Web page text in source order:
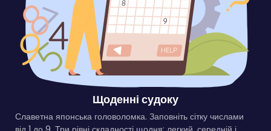
Щоденні судоку
Славетна японська головоломка. Заповніть сітку числами